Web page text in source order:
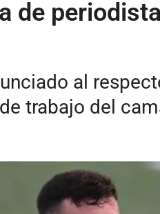
de
al
trabajo del